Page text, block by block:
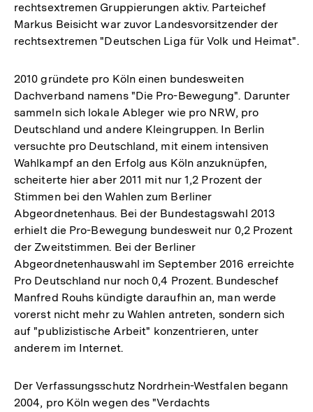
rechtsextremen Gruppierungen aktiv. Parteichef
Markus Beisicht war zuvor Landesvorsitzender der
rechtsextremen "Deutschen Liga für Volk und Heimat".
2010 gründete pro Köln einen bundesweiten
Dachverband namens "Die Pro-Bewegung". Darunter
sammeln sich lokale Ableger wie pro NRW, pro
Deutschland und andere Kleingruppen. In Berlin
versuchte pro Deutschland, mit einem intensiven
Wahlkampf an den Erfolg aus Köln anzuknüpfen,
scheiterte hier aber 2011 mit nur 1,2 Prozent der
Stimmen bei den Wahlen zum Berliner
Abgeordnetenhaus. Bei der Bundestagswahl 2013
erhielt die Pro-Bewegung bundesweit nur 0,2 Prozent
der Zweitstimmen. Bei der Berliner
Abgeordnetenhauswahl im September 2016 erreichte
Pro Deutschland nur noch 0,4 Prozent. Bundeschef
Manfred Rouhs kündigte daraufhin an, man werde
vorerst nicht mehr zu Wahlen antreten, sondern sich
auf "publizistische Arbeit" konzentrieren, unter
anderem im Internet.
Der Verfassungsschutz Nordrhein-Westfalen begann
2004, pro Köln wegen des "Verdachts